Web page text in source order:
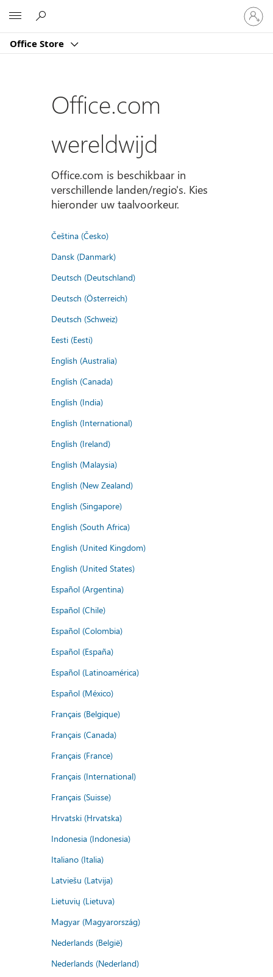
Office Store
Meld
je
aan
je
Office.com
wereldwijd
Office.com is beschikbaar in
verschillende landen/regio's. Kies
hieronder uw taalvoorkeur.
Čeština (Česko)
Dansk (Danmark)
Deutsch (Deutschland)
Deutsch (Österreich)
Deutsch (Schweiz)
Eesti (Eesti)
English (Australia)
English (Canada)
English (India)
English (International)
English (Ireland)
English (Malaysia)
English (New Zealand)
English (Singapore)
English (South Africa)
English (United Kingdom)
English (United States)
Español (Argentina)
Español (Chile)
Español (Colombia)
Español (España)
Español (Latinoamérica)
Español (México)
Français (Belgique)
Français (Canada)
Français (France)
Français (International)
Français (Suisse)
Hrvatski (Hrvatska)
Indonesia (Indonesia)
Italiano (Italia)
Latviešu (Latvija)
Lietuvių (Lietuva)
Magyar (Magyarország)
Nederlands (België)
Nederlands (Nederland)